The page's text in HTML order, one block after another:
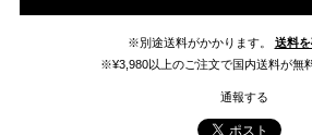
※別途送料がかかります。
送料
※¥3,980以上のご注文で国内送料が無
通報する